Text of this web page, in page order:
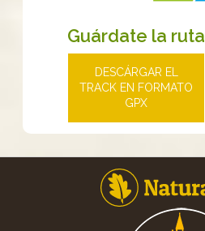
Guárdate la ruta
DESCÁRGAR EL
TRACK EN FORMATO
GPX